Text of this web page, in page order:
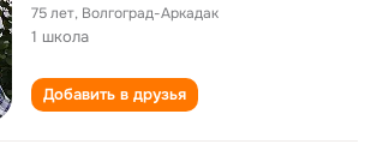
75 лет, Волгоград-Аркадак
1 школа
Добавить в друзья